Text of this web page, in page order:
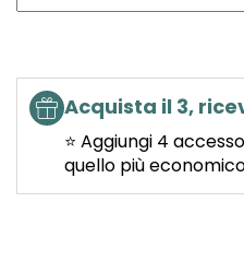
Acquista il 3,
⭐ Aggiungi 4
quello più